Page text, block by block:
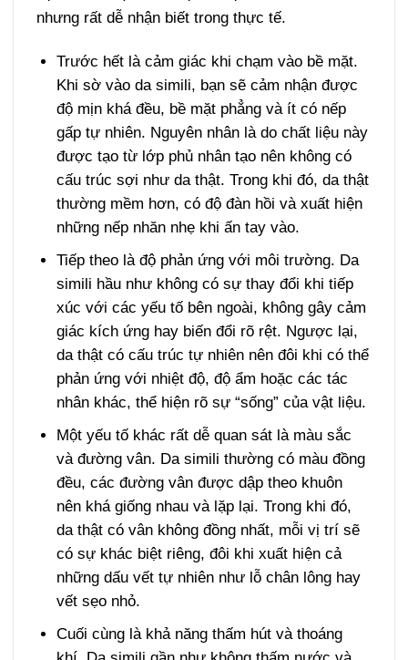
nhưng rất dễ nhận biết trong thực tế.
Trước hết là cảm giác khi chạm vào bề mặt.
Khi sờ vào da simili, bạn sẽ cảm nhận được
độ mịn khá đều, bề mặt phẳng và ít có nếp
gấp tự nhiên. Nguyên nhân là do chất liệu này
được tạo từ lớp phủ nhân tạo nên không có
cấu trúc sợi như da thật. Trong khi đó, da thật
thường mềm hơn, có độ đàn hồi và xuất hiện
những nếp nhăn nhẹ khi ấn tay vào.
Tiếp theo là độ phản ứng với môi trường. Da
simili hầu như không có sự thay đổi khi tiếp
xúc với các yếu tố bên ngoài, không gây cảm
giác kích ứng hay biến đổi rõ rệt. Ngược lại,
da thật có cấu trúc tự nhiên nên đôi khi có thể
phản ứng với nhiệt độ, độ ẩm hoặc các tác
nhân khác, thể hiện rõ sự “sống” của vật liệu.
Một yếu tố khác rất dễ quan sát là màu sắc
và đường vân. Da simili thường có màu đồng
đều, các đường vân được dập theo khuôn
nên khá giống nhau và lặp lại. Trong khi đó,
da thật có vân không đồng nhất, mỗi vị trí sẽ
có sự khác biệt riêng, đôi khi xuất hiện cả
những dấu vết tự nhiên như lỗ chân lông hay
vết sẹo nhỏ.
Cuối cùng là khả năng thấm hút và thoáng